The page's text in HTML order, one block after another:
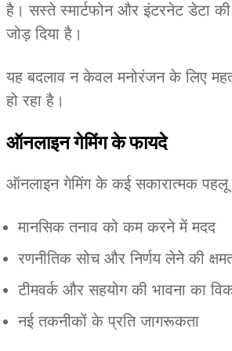
है। सस्ते स्मार्टफोन और इंटरनेट डेटा
जोड़ दिया है।
यह बदलाव न केवल मनोरंजन के लिए
हो रहा है।
ऑनलाइन गेमिंग के फायदे
ऑनलाइन गेमिंग के कई सकारात्मक पहलू
मानसिक तनाव को कम करने में मदद
रणनीतिक सोच और निर्णय लेने की
टीमवर्क और सहयोग की भावना का
नई तकनीकों के प्रति जागरूकता